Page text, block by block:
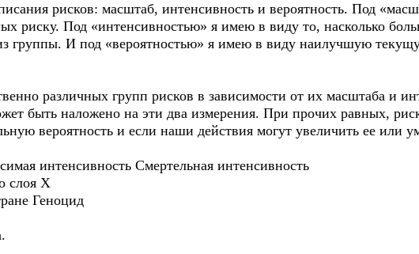
рисков: масштаб, интенсивность и вероятность. Под
риску. Под «интенсивностью» я имею в виду то, насколько
группы. И под «вероятностью» я имею в виду наилучшую
различных групп рисков в зависимости от их масштаба и
быть наложено на эти два измерения. При прочих равных,
вероятность и если наши действия могут увеличить ее или
интенсивность Смертельная интенсивность
слоя Х
Геноцид